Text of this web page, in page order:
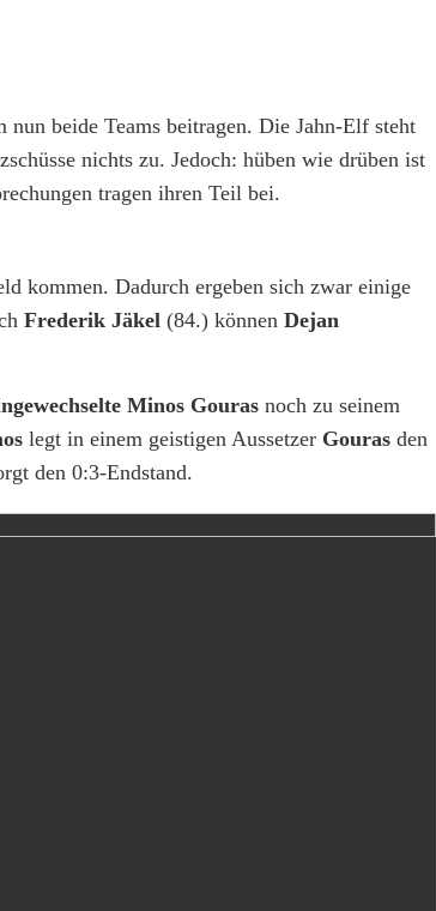
beide Teams beitragen. Die Jahn-Elf steht
nichts zu. Jedoch: hüben wie drüben ist
tragen ihren Teil bei.
kommen. Dadurch ergeben sich zwar einige
Frederik Jäkel (84.) können Dejan
Minos Gouras noch zu seinem
legt in einem geistigen Aussetzer Gouras den
den 0:3-Endstand.